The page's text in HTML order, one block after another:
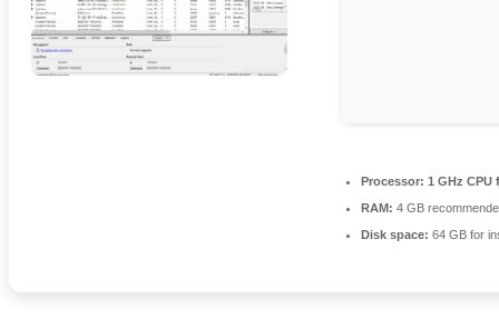
Processor: 1 GHz
RAM: 4 GB
Disk space: 64 GB for